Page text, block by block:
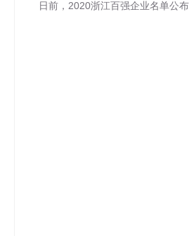
日前，2020浙江百强企业名单公布